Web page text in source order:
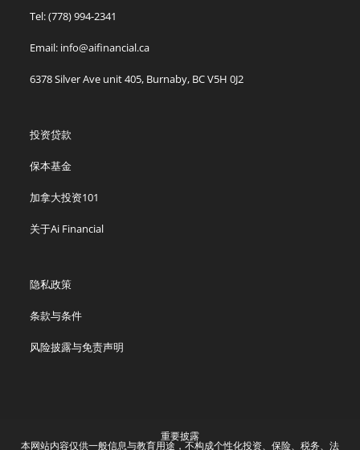
Tel: (778) 994-2341
Email: info@aifinancial.ca
6378 Silver Ave unit 405, Burnaby, BC V5H 0J2
投资贷款
保本基金
加拿大投资101
关于Ai Financial
隐私政策
条款与条件
风险披露与免责声明
重要披露
本网站内容仅供一般信息与教育用途，不构成个性化投资、保险、税务、法